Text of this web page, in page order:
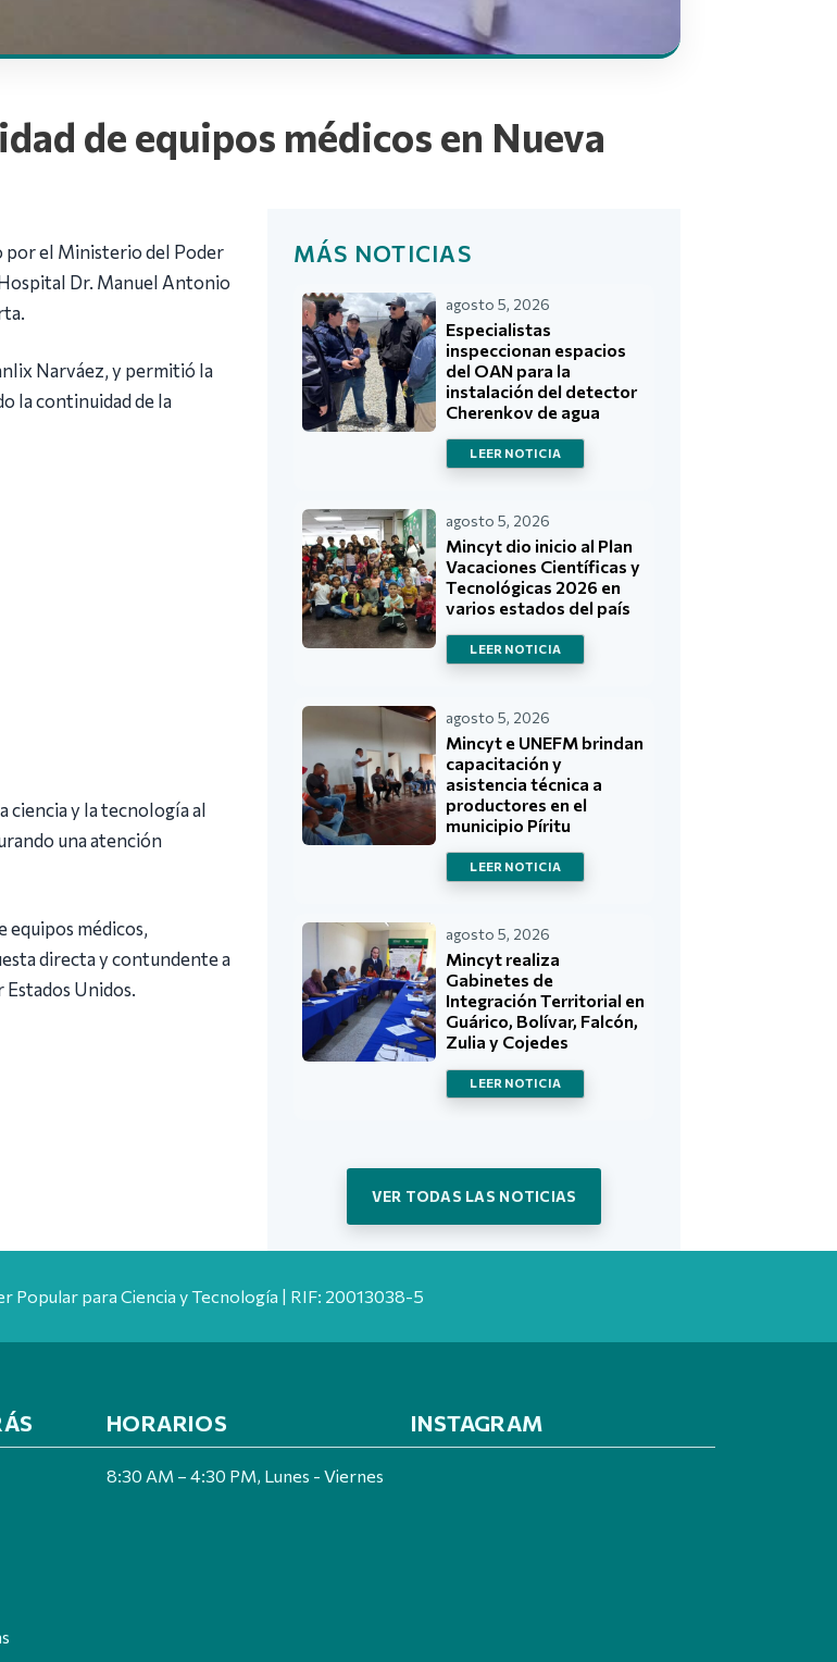
de equipos médicos en Nueva
por el Ministerio del Poder
Dr. Manuel Antonio
Narváez, y permitió la
la continuidad de la
ciencia y la tecnología al
una atención
equipos médicos,
directa y contundente a
Unidos.
MÁS NOTICIAS
agosto 5, 2026
Especialistas
inspeccionan espacios
del OAN para la
instalación del detector
Cherenkov de agua
LEER NOTICIA
agosto 5, 2026
Mincyt dio inicio al Plan
Vacaciones Científicas y
Tecnológicas 2026 en
varios estados del país
LEER NOTICIA
agosto 5, 2026
Mincyt e UNEFM brindan
capacitación y
asistencia técnica a
productores en el
municipio Píritu
LEER NOTICIA
agosto 5, 2026
Mincyt realiza
Gabinetes de
Integración Territorial en
Guárico, Bolívar, Falcón,
Zulia y Cojedes
LEER NOTICIA
VER TODAS LAS NOTICIAS
Popular para Ciencia y Tecnología | RIF: 20013038-5
HORARIOS
8:30 AM – 4:30 PM, Lunes - Viernes
INSTAGRAM